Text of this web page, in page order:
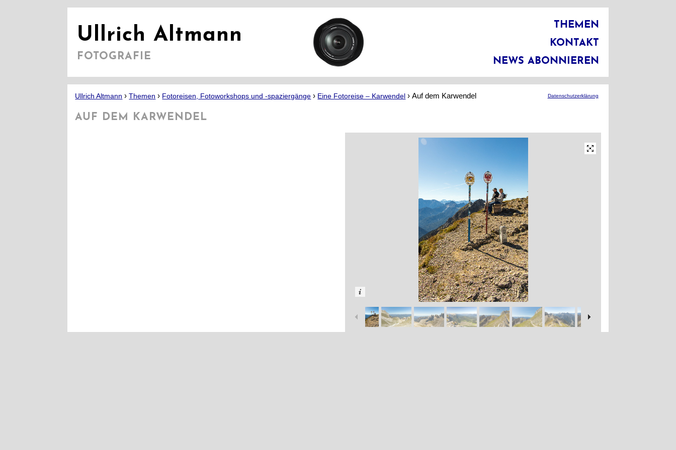
Ullrich Altmann
FOTOGRAFIE
THEMEN
KONTAKT
NEWS ABONNIEREN
Datenschutzerklärung
Ullrich Altmann ›Themen › Fotoreisen, Fotoworkshops und -spaziergänge › Eine Fotoreise – Karwendel ›Auf dem Karwendel
AUF DEM KARWENDEL